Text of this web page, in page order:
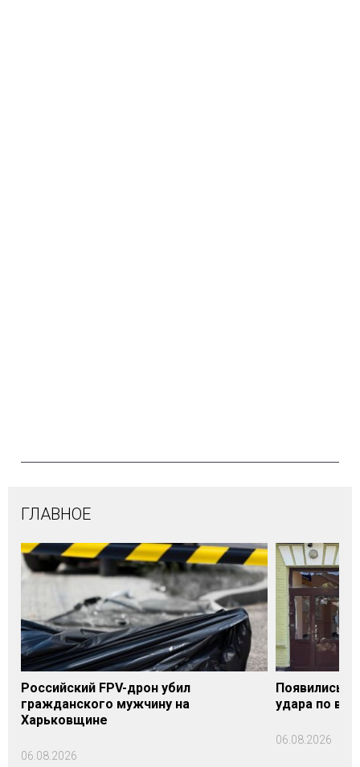
ГЛАВНОЕ
Российский FPV-дрон убил
гражданского мужчину на
Харьковщине
06.08.2026
Появились
удара по
06.08.2026